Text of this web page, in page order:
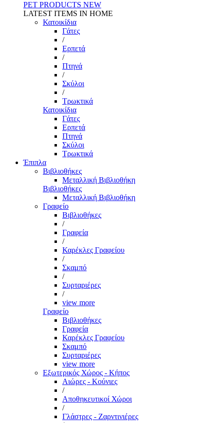
PET PRODUCTS NEW
LATEST ITEMS IN HOME
Κατοικίδια
Γάτες
/
Ερπετά
/
Πτηνά
/
Σκύλοι
/
Τρωκτικά
Κατοικίδια
Γάτες
Ερπετά
Πτηνά
Σκύλοι
Τρωκτικά
Έπιπλα
Βιβλιοθήκες
Μεταλλική Βιβλιοθήκη
Βιβλιοθήκες
Μεταλλική Βιβλιοθήκη
Γραφείο
Βιβλιοθήκες
/
Γραφεία
/
Καρέκλες Γραφείου
/
Σκαμπό
/
Συρταριέρες
/
view more
Γραφείο
Βιβλιοθήκες
Γραφεία
Καρέκλες Γραφείου
Σκαμπό
Συρταριέρες
view more
Εξωτερικός Χώρος - Κήπος
Αιώρες - Κούνιες
/
Αποθηκευτικοί Χώροι
/
Γλάστρες - Ζαρντινιέρες